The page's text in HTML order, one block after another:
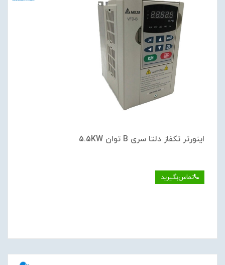
اینورتر تکفاز دلتا سری B توان 5.5KW
تماس‌بگیرید